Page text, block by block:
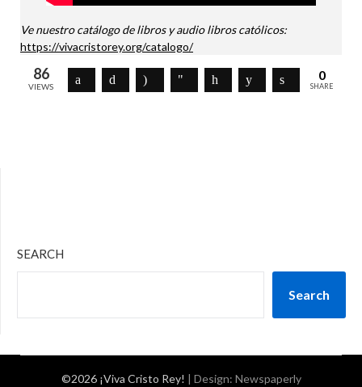
Ve nuestro catálogo de libros y audio libros católicos:
https://vivacristorey.org/catalogo/
86
VIEWS
0
SHARE
SEARCH
Search
©2026 ¡Viva Cristo Rey! | Design: Newspaperly